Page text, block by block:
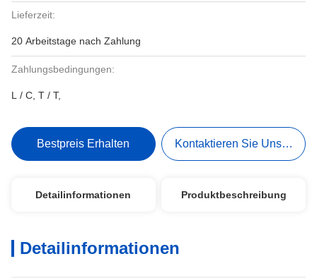
Lieferzeit:
20 Arbeitstage nach Zahlung
Zahlungsbedingungen:
L / C, T / T,
Bestpreis Erhalten Kontaktieren Sie Uns Jetzt
Detailinformationen Produktbeschreibung
Detailinformationen